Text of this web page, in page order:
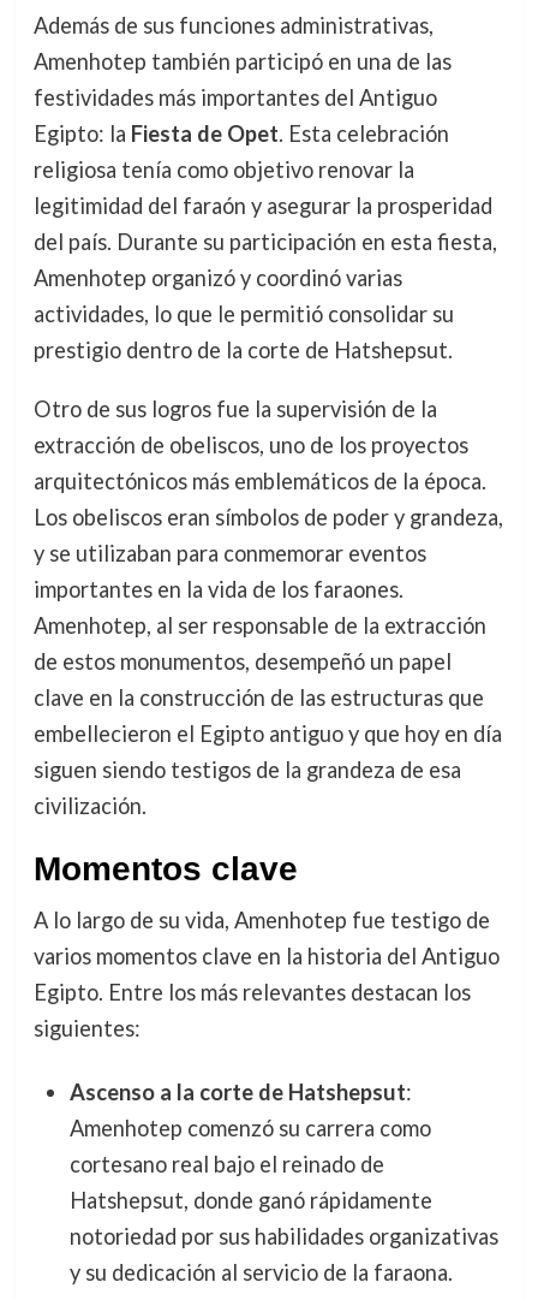
Además de sus funciones administrativas,
Amenhotep también participó en una de las
festividades más importantes del Antiguo
Egipto: la Fiesta de Opet. Esta celebración
religiosa tenía como objetivo renovar la
legitimidad del faraón y asegurar la prosperidad
del país. Durante su participación en esta fiesta,
Amenhotep organizó y coordinó varias
actividades, lo que le permitió consolidar su
prestigio dentro de la corte de Hatshepsut.
Otro de sus logros fue la supervisión de la
extracción de obeliscos, uno de los proyectos
arquitectónicos más emblemáticos de la época.
Los obeliscos eran símbolos de poder y grandeza,
y se utilizaban para conmemorar eventos
importantes en la vida de los faraones.
Amenhotep, al ser responsable de la extracción
de estos monumentos, desempeñó un papel
clave en la construcción de las estructuras que
embellecieron el Egipto antiguo y que hoy en día
siguen siendo testigos de la grandeza de esa
civilización.
Momentos clave
A lo largo de su vida, Amenhotep fue testigo de
varios momentos clave en la historia del Antiguo
Egipto. Entre los más relevantes destacan los
siguientes:
Ascenso a la corte de Hatshepsut:
Amenhotep comenzó su carrera como
cortesano real bajo el reinado de
Hatshepsut, donde ganó rápidamente
notoriedad por sus habilidades organizativas
y su dedicación al servicio de la faraona.